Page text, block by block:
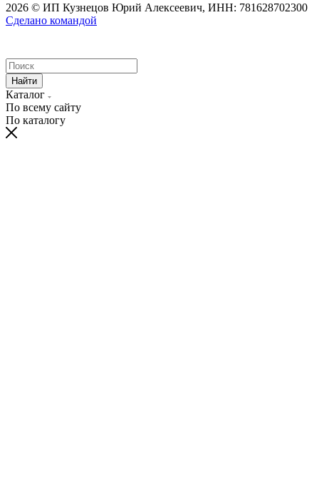
2026 © ИП Кузнецов Юрий Алексеевич, ИНН: 781628702300
Сделано командой
Найти
Каталог
По всему сайту
По каталогу